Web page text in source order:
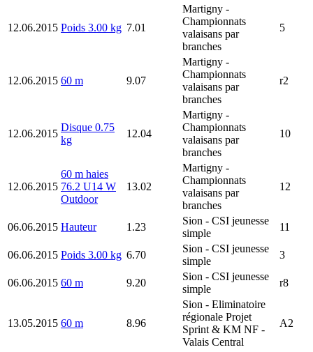
12.06.2015 Poids 3.00 kg 7.01
Martigny -
Championnats
valaisans par
branches
5
12.06.2015 60 m 9.07
Martigny -
Championnats
valaisans par
branches
r2
12.06.2015
Disque 0.75
kg
12.04
Martigny -
Championnats
valaisans par
branches
10
12.06.2015
60 m haies
76.2 U14 W
Outdoor
13.02
Martigny -
Championnats
valaisans par
branches
12
06.06.2015 Hauteur 1.23
Sion - CSI jeunesse
simple
11
06.06.2015 Poids 3.00 kg 6.70
Sion - CSI jeunesse
simple
3
06.06.2015 60 m 9.20
Sion - CSI jeunesse
simple
r8
13.05.2015 60 m 8.96
Sion - Eliminatoire
régionale Projet
Sprint & KM NF -
Valais Central
A2